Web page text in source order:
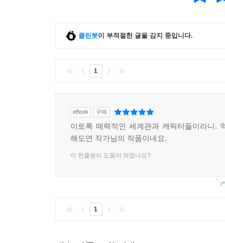
클린봇이 부적절한 글을 감지 중입니다.
1
eBook 구매
이토록 매력적인 세계관과 캐릭터들이라니.
해도연 작가님의 작품이네요.
이 한줄평이 도움이 되었나요?
1